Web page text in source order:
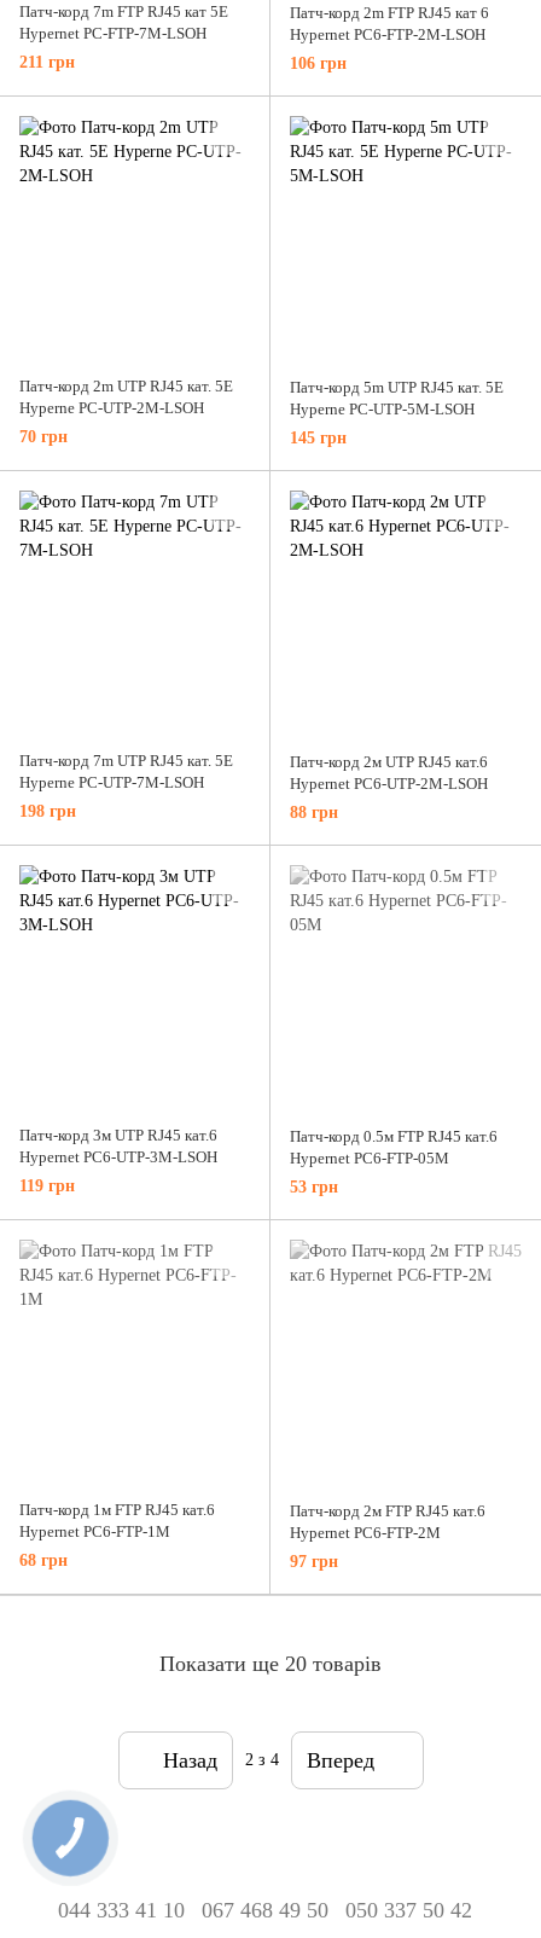
Патч-корд 7m FTP RJ45 кат 5Е
Hypernet PC-FTP-7M-LSOH
211 грн
Патч-корд 2m FTP RJ45 кат 6
Hypernet PC6-FTP-2M-LSOH
106 грн
Патч-корд 2m UTP RJ45 кат. 5Е
Hyperne PC-UTP-2M-LSOH
70 грн
Патч-корд 5m UTP RJ45 кат. 5Е
Hyperne PC-UTP-5M-LSOH
145 грн
Патч-корд 7m UTP RJ45 кат. 5Е
Hyperne PC-UTP-7M-LSOH
198 грн
Патч-корд 2м UTP RJ45 кат.6
Hypernet PC6-UTP-2M-LSOH
88 грн
Патч-корд 3м UTP RJ45 кат.6
Hypernet PC6-UTP-3M-LSOH
119 грн
Патч-корд 0.5м FTP RJ45 кат.6
Hypernet PC6-FTP-05M
53 грн
Патч-корд 1м FTP RJ45 кат.6
Hypernet PC6-FTP-1M
68 грн
Патч-корд 2м FTP RJ45 кат.6
Hypernet PC6-FTP-2M
97 грн
Показати ще 20 товарів
Назад 2з 4 Вперед
044 333 41 10 067 468 49 50 050 337 50 42